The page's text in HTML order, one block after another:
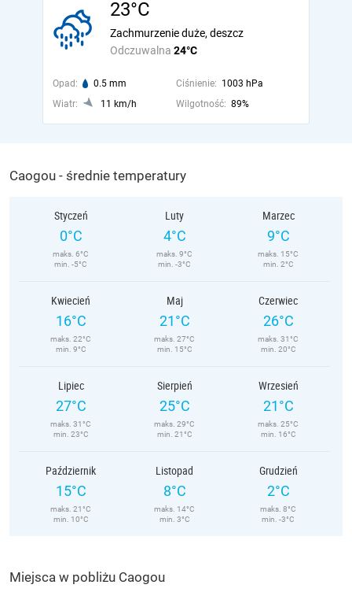
23°C
Odczuwalna 24°C
Zachmurzenie duże, deszcz
Opad: 0.5 mm Ciśnienie: 1003 hPa
Wiatr:
11 km/h Wilgotność: 89%
Caogou - średnie temperatury
Styczeń
0°C
maks. 6°C
min. -5°C
Luty
4°C
maks. 9°C
min. -3°C
Marzec
9°C
maks. 15°C
min. 2°C
Kwiecień
16°C
maks. 22°C
min. 9°C
Maj
21°C
maks. 27°C
min. 15°C
Czerwiec
26°C
maks. 31°C
min. 20°C
Lipiec
27°C
maks. 31°C
min. 23°C
Sierpień
25°C
maks. 29°C
min. 21°C
Wrzesień
21°C
maks. 25°C
min. 16°C
Październik
15°C
maks. 21°C
min. 10°C
Listopad
8°C
maks. 14°C
min. 3°C
Grudzień
2°C
maks. 8°C
min. -3°C
Miejsca w pobliżu Caogou